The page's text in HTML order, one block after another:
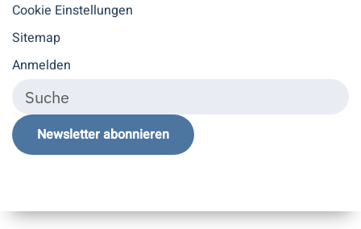
Cookie Einstellungen
Sitemap
Anmelden
Newsletter abonnieren